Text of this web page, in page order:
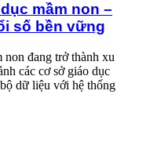
mầm non –
số bền vững
non đang trở thành xu
các cơ sở giáo dục
dữ liệu với hệ thống